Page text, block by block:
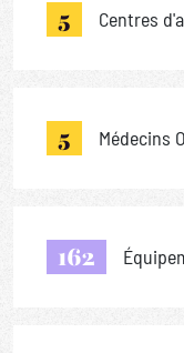
5 Centres
5 Médecins
162